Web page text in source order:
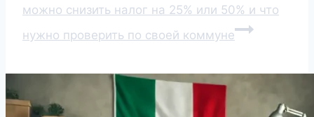
можно снизить налог на 25% или 50% и что
нужно проверить по своей коммуне